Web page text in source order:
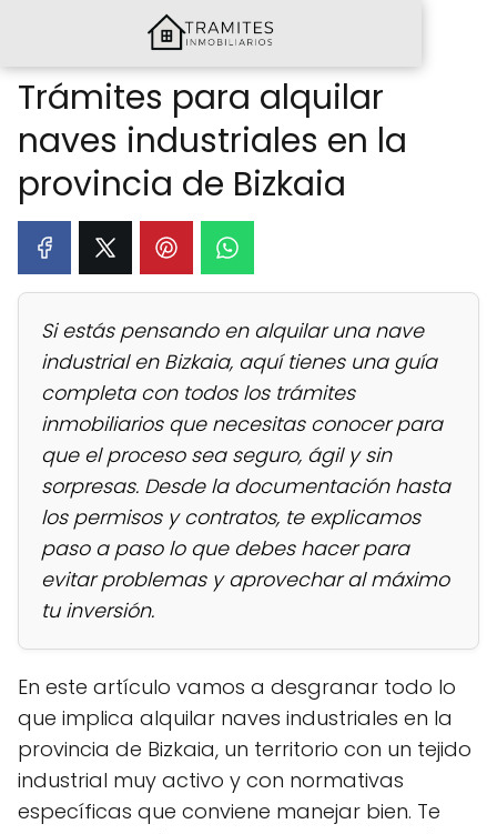
Trámites para alquilar
naves industriales en la
provincia de Bizkaia
Si estás pensando en alquilar una nave
industrial en Bizkaia, aquí tienes una guía
completa con todos los trámites
inmobiliarios que necesitas conocer para
que el proceso sea seguro, ágil y sin
sorpresas. Desde la documentación hasta
los permisos y contratos, te explicamos
paso a paso lo que debes hacer para
evitar problemas y aprovechar al máximo
tu inversión.
En este artículo vamos a desgranar todo lo
que implica alquilar naves industriales en la
provincia de Bizkaia, un territorio con un tejido
industrial muy activo y con normativas
específicas que conviene manejar bien. Te